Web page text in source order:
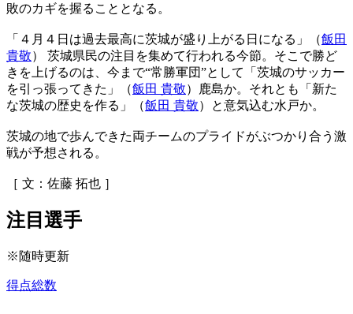
敗のカギを握ることとなる。
「４月４日は過去最高に茨城が盛り上がる日になる」（飯田
貴敬） 茨城県民の注目を集めて行われる今節。そこで勝ど
きを上げるのは、今まで“常勝軍団”として「茨城のサッカー
を引っ張ってきた」（飯田 貴敬）鹿島か。それとも「新た
な茨城の歴史を作る」（飯田 貴敬）と意気込む水戸か。
茨城の地で歩んできた両チームのプライドがぶつかり合う激
戦が予想される。
［ 文：佐藤 拓也 ］
注目選手
※随時更新
得点総数